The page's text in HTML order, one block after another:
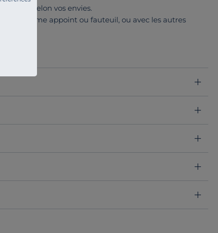
selon vos envies.
comme appoint ou fauteuil, ou avec les autres
obtenu par l'assemblage de 3 mousses différentes.
le plaisir de vivre dans un intérieur à votre image.